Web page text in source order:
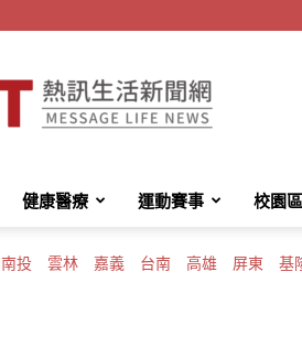
HotMessage
健康醫療 運動賽事 校園區
南投 雲林 嘉義 台南 高雄 屏東 基